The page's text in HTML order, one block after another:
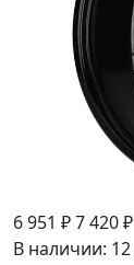
6 951 ₽7 420 ₽
В наличии: